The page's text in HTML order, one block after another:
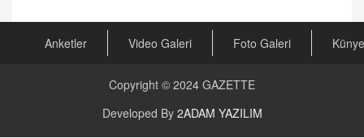
Arabulucuya Başvuru Şartı
23.09.2023 16:30
Değişen yapısıyla Suriye
Anketler Video Galeri Foto Galeri Künye
Copyright © 2024 GAZETTE
Developed By 2ADAM YAZILIM